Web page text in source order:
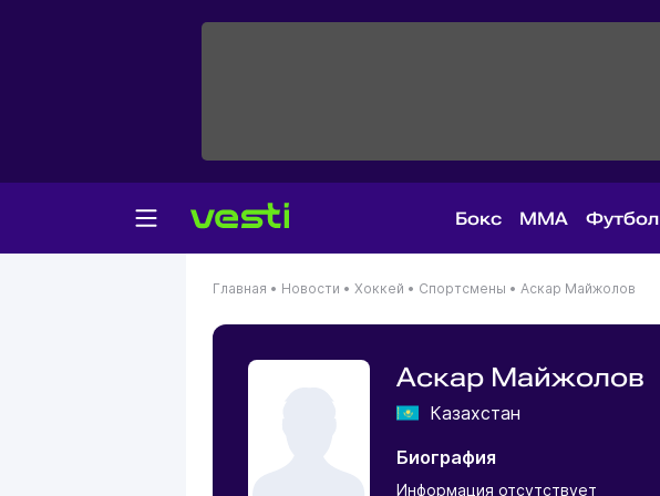
Бокс MMA Футбол
Главная • Новости • Хоккей • Спортсмены • Аскар Майжолов
Аскар Майжолов
Казахстан
Биография
Информация отсутствует